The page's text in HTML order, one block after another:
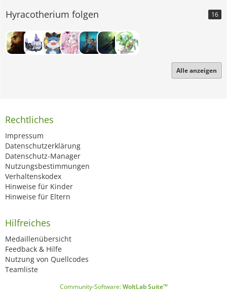
Hyracotherium folgen 16
Alle anzeigen
Rechtliches
Impressum
Datenschutzerklärung
Datenschutz-Manager
Nutzungsbestimmungen
Verhaltenskodex
Hinweise für Kinder
Hinweise für Eltern
Hilfreiches
Medaillenübersicht
Feedback & Hilfe
Nutzung von Quellcodes
Teamliste
Community-Software:WoltLab Suite™